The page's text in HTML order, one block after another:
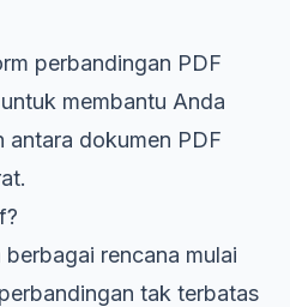
perbandingan PDF
membantu Anda
antara dokumen PDF
rencana mulai
tak terbatas